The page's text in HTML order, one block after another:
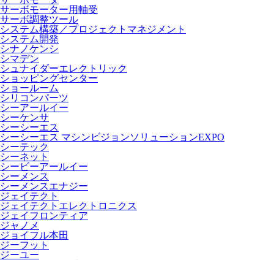
サーボモーター用軸受
サーボ調整ツール
システム構築／プロジェクトマネジメント
システム開発
シナノケンシ
シマデン
シュナイダーエレクトリック
ショッピングセンター
ショールーム
シリコンパーツ
シーアールイー
シーケンサ
シーシーエス
シーシーエス マシンビジョンソリューションEXPO
シーテック
シーネット
シービーアールイー
シーメンス
シーメンスエナジー
ジェイテクト
ジェイテクトエレクトロニクス
ジェイフロンティア
ジャノメ
ジョイフル本田
ジーフット
ジーユー